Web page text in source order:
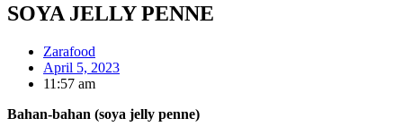
SOYA JELLY PENNE
Zarafood
April 5, 2023
11:57 am
Bahan-bahan (soya jelly penne)